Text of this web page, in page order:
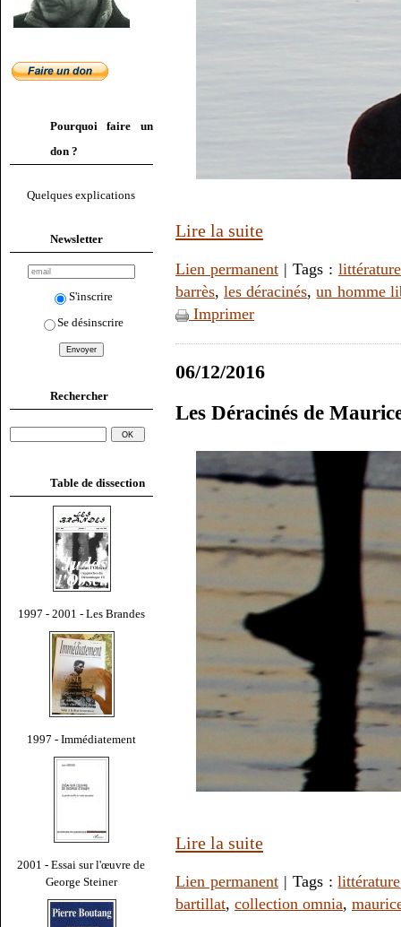
Pourquoi faire un
don ?
Quelques explications
Newsletter
S'inscrire
Se désinscrire
Rechercher
Table de dissection
1997 - 2001 - Les Brandes
1997 - Immédiatement
2001 - Essai sur l'œuvre de
George Steiner
Lire la suite
Lien permanent | Tags : littérature
barrès,les déracinés,un homme
Imprimer
06/12/2016
Les Déracinés de
Lire la suite
Lien permanent| Tags :littérature
bartillat, collection omnia,